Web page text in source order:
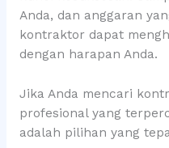
Anda, dan anggaran
kontraktor dapat
dengan harapan Anda.
Jika Anda mencari
profesional yang
adalah pilihan yang